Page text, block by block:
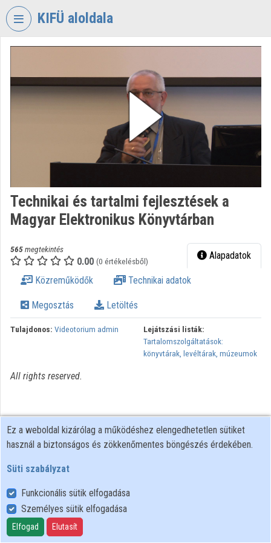
Fejléc kihagyása
KIFÜ aloldala
KORMÁNYZATI
INFORMATIKAI
Intézményi felfedezés
Kategóriák
Intézményi listák
Intézmények
Közreműködők
Technikai és tartalmi fejlesztések a
Magyar Elektronikus Könyvtárban
565megtekintés
0.00 (0 értékelésből) Alapadatok
Közreműködők Technikai adatok
Megosztás Letöltés
Tulajdonos: Videotorium admin
Lejátszási listák:
Tartalomszolgáltatások:
könyvtárak, levéltárak, múzeumok
All rights reserved.
Felhasználói szabályzat
Adatkezelési tájékoztató
Süti szabályzat
Ez a weboldal kizárólag a működéshez elengedhetetlen sütiket
használ a biztonságos és zökkenőmentes böngészés érdekében.
Süti szabályzat
Funkcionális sütik elfogadása
Személyes sütik elfogadása
Elfogad Elutasít